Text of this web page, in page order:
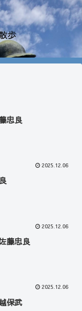
歩
忠良
2025.12.06
2025.12.06
藤忠良
2025.12.06
保武